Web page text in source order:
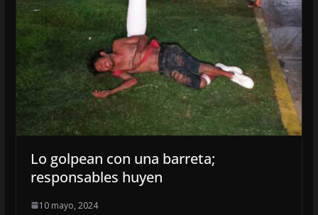
Lo golpean con una barreta;
responsables huyen
10 mayo, 2024